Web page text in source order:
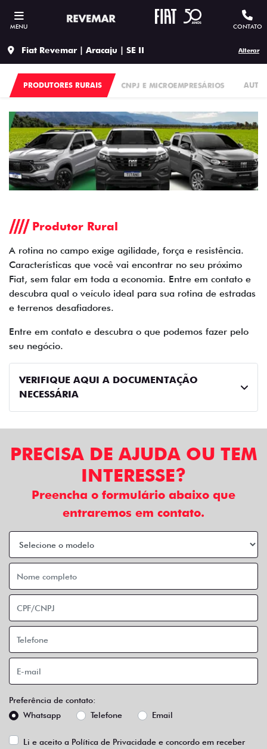
MENU CONTATO
Fiat Revemar | Aracaju | SE II Alterar
CNPJ E MICROEMPRESÁRIOS
PRODUTORES RURAIS
Produtor Rural
A rotina no campo exige agilidade, força e resistência.
Características que você vai encontrar no seu próximo
Fiat, sem falar em toda a economia. Entre em contato e
descubra qual o veículo ideal para sua rotina de estradas
e terrenos desafiadores.
Entre em contato e descubra o que podemos fazer pelo
seu negócio.
VERIFIQUE AQUI A DOCUMENTAÇÃO
NECESSÁRIA
PRECISA DE AJUDA OU TEM
INTERESSE?
Preencha o formulário abaixo que
entraremos em contato.
Preferência de contato:
Whatsapp
Telefone Email
Li e aceito a Política de Privacidade e concordo em receber